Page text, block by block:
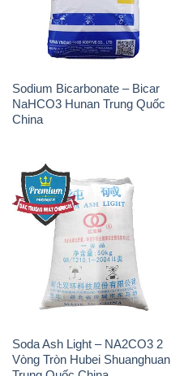
Sodium Bicarbonate – Bicar
NaHCO3 Hunan Trung Quốc
China
Soda Ash Light – NA2CO3 2
Vòng Tròn Hubei Shuanghuan